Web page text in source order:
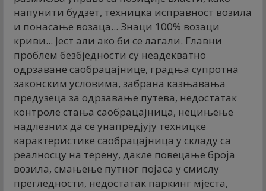
напунити будзет, техницка исправност возила
и понасање возаца... Знаци 100% возаци
криви... Јест али ако би се лагали. Главни
проблем безбједности су неадекватно
одрзаване саобрацајнице, градња супротна
законским условима, забрана казњавања
предузеца за одрзавање путева, недостатак
контроле стања саобрацајница, нецињење
надлезних да се унапредјују техницке
карактеристике саобрацајница у складу са
реалносцу на терену, дакле повецање броја
возила, смањење путног појаса у смислу
прегледности, недостатак паркинг мјеста,